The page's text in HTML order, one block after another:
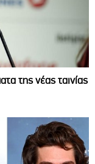
της νέας ταινίας